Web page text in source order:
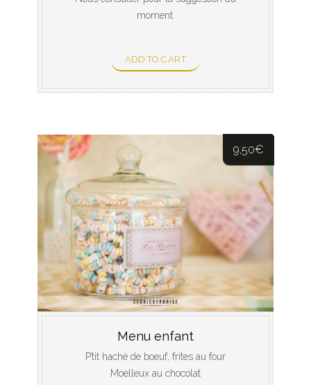
moment.
ADD TO CART
9,50€
Menu enfant
P’tit haché de boeuf, frites au four
Moelleux au chocolat